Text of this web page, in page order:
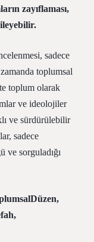
zayıflaması,
sadece
toplumsal
toplum olarak
ve ideolojiler
ve sürdürülebilir
sadece
ve sorguladığı